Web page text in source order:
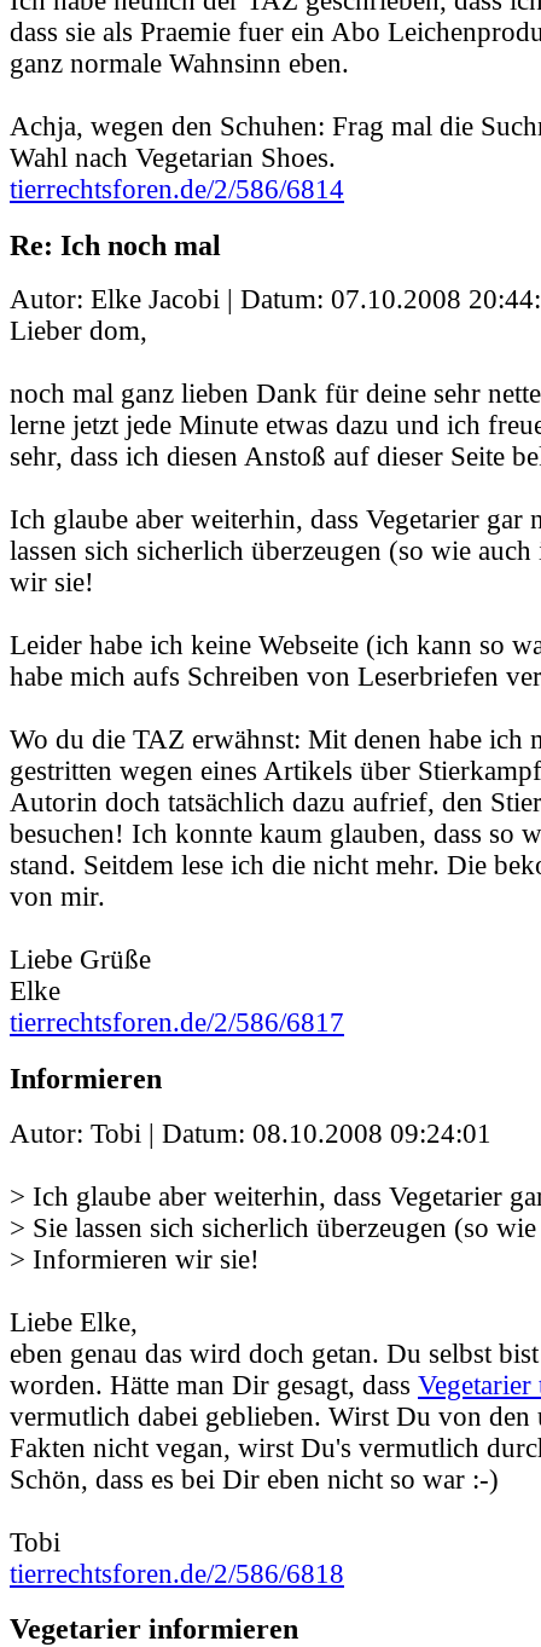
dass sie als Praemie fuer ein Abo
ganz normale Wahnsinn eben.
Achja, wegen den Schuhen: Frag mal die
Wahl nach Vegetarian Shoes.
tierrechtsforen.de/2/586/6814
Re: Ich noch mal
Autor: Elke Jacobi | Datum: 07.10.2008
Lieber dom,
noch mal ganz lieben Dank für deine sehr
lerne jetzt jede Minute etwas dazu und ich
sehr, dass ich diesen Anstoß auf dieser Seite
Ich glaube aber weiterhin, dass Vegetarier gar
lassen sich sicherlich überzeugen (so wie
wir sie!
Leider habe ich keine Webseite (ich kann so
habe mich aufs Schreiben von Leserbriefen
Wo du die TAZ erwähnst: Mit denen habe ich
gestritten wegen eines Artikels über
Autorin doch tatsächlich dazu aufrief, den
besuchen! Ich konnte kaum glauben, dass so
stand. Seitdem lese ich die nicht mehr. Die
von mir.
Liebe Grüße
Elke
tierrechtsforen.de/2/586/6817
Informieren
Autor: Tobi | Datum: 08.10.2008 09:24:01
> Ich glaube aber weiterhin, dass Vegetarier
> Sie lassen sich sicherlich überzeugen (so
> Informieren wir sie!
Liebe Elke,
eben genau das wird doch getan. Du selbst
worden. Hätte man Dir gesagt, dass
vermutlich dabei geblieben. Wirst Du von den
Fakten nicht vegan, wirst Du's vermutlich
Schön, dass es bei Dir eben nicht so war :-)
Tobi
tierrechtsforen.de/2/586/6818
Vegetarier informieren